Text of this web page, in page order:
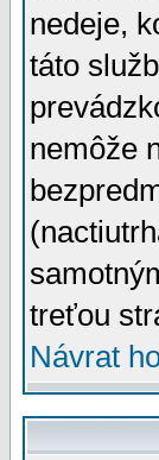
nedeje,
táto
nemôže
treťou
Návrat